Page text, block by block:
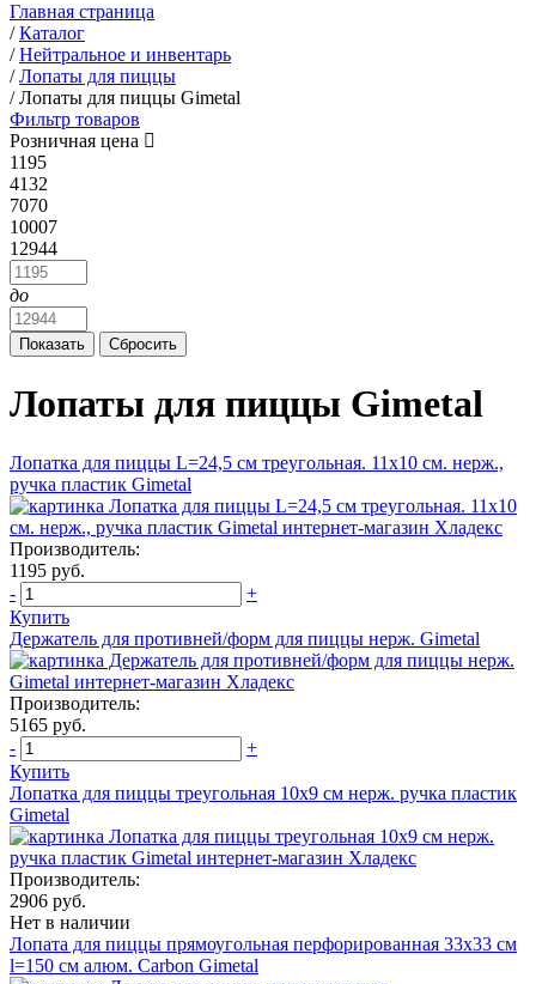
Главная страница
/Каталог
/Нейтральное и инвентарь
/Лопаты для пиццы
/Лопаты для пиццы Gimetal
Фильтр товаров
Розничная цена
1195
4132
7070
10007
12944
до
Лопаты для пиццы Gimetal
Лопатка для пиццы L=24,5 см треугольная. 11х10 см. нерж.,
ручка пластик Gimetal
Производитель:
1195 руб.
-
+
Купить
Держатель для противней/форм для пиццы нерж. Gimetal
Производитель:
5165 руб.
-
+
Купить
Лопатка для пиццы треугольная 10х9 см нерж. ручка пластик
Gimetal
Производитель:
2906 руб.
Нет в наличии
Лопата для пиццы прямоугольная перфорированная 33х33 см
l=150 см алюм. Carbon Gimetal